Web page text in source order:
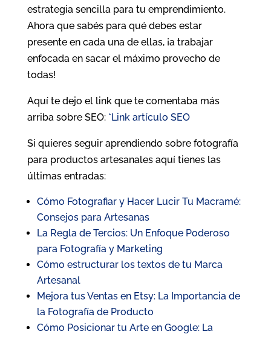
estrategia sencilla para tu emprendimiento.
Ahora que sabés para qué debes estar
presente en cada una de ellas, ¡a trabajar
enfocada en sacar el máximo provecho de
todas!
Aquí te dejo el link que te comentaba más
arriba sobre SEO: *Link artículo SEO
Si quieres seguir aprendiendo sobre fotografía
para productos artesanales aquí tienes las
últimas entradas:
Cómo Fotografiar y Hacer Lucir Tu Macramé:
Consejos para Artesanas
La Regla de Tercios: Un Enfoque Poderoso
para Fotografía y Marketing
Cómo estructurar los textos de tu Marca
Artesanal
Mejora tus Ventas en Etsy: La Importancia de
la Fotografía de Producto
Cómo Posicionar tu Arte en Google: La